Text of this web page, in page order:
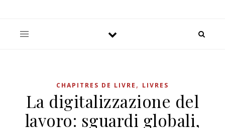
CHAPITRES DE LIVRE , LIVRES
La digitalizzazione del
lavoro: sguardi globali,